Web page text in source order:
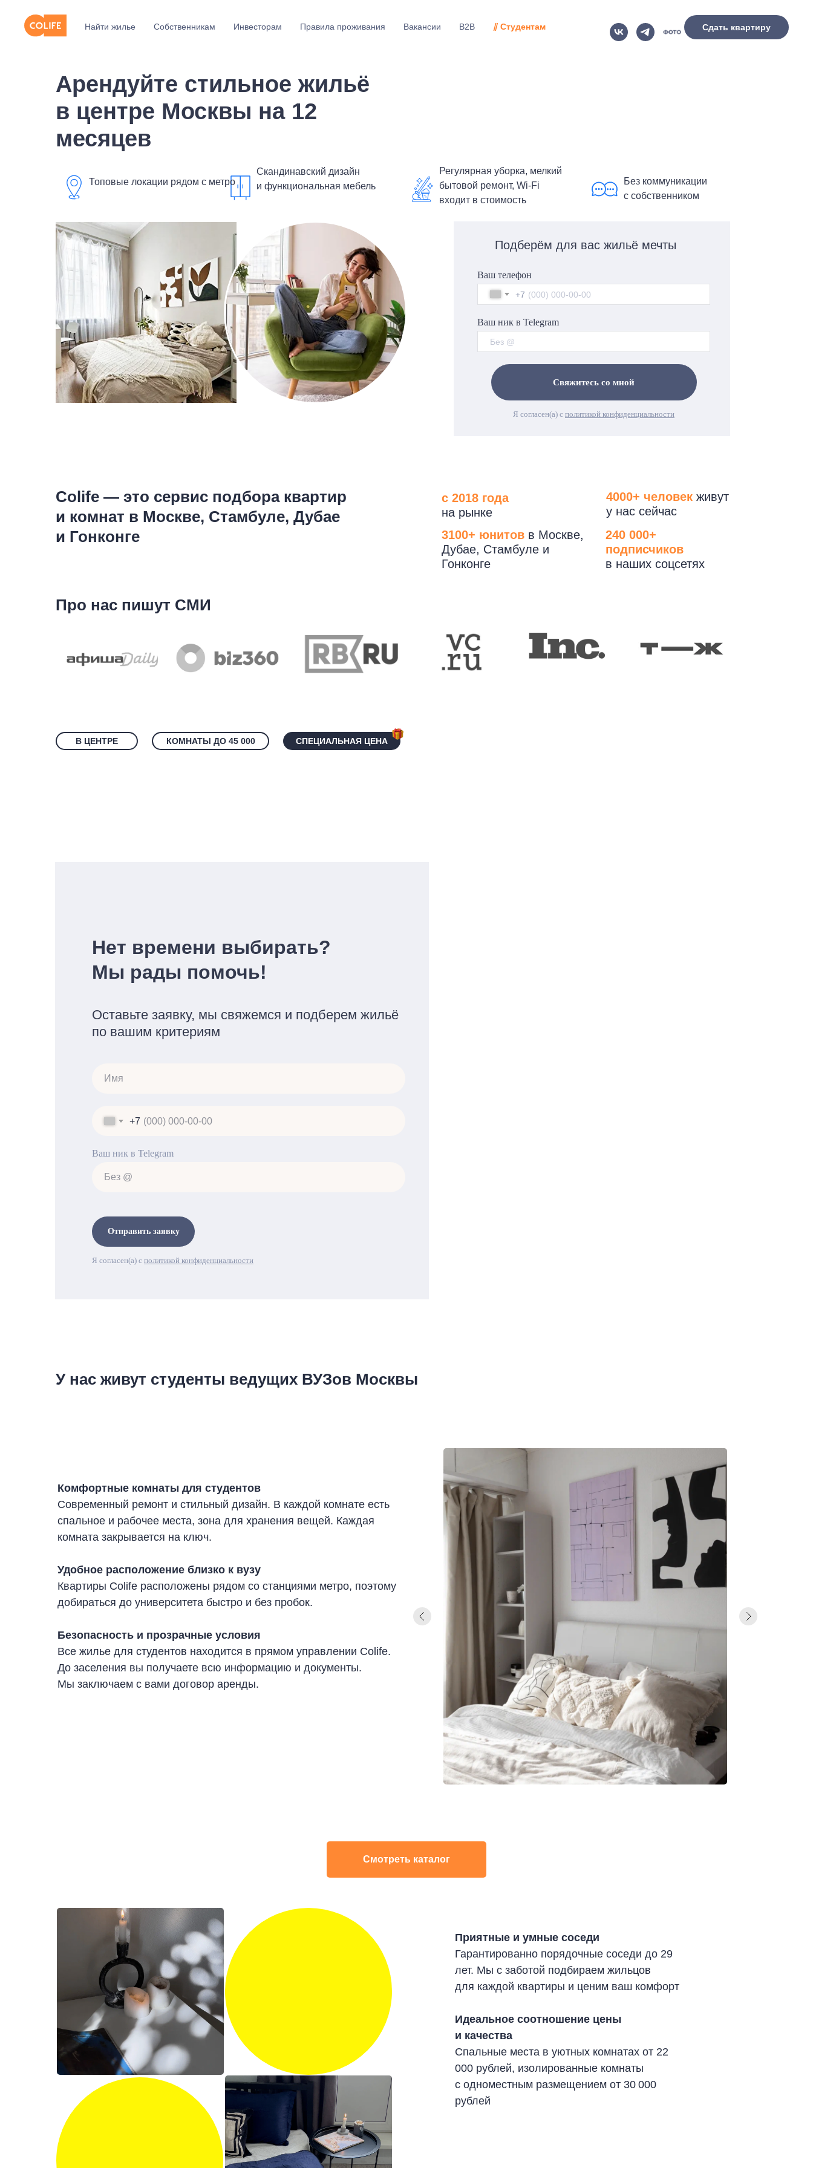
Найти жилье Собственникам Инвесторам Правила проживания Вакансии B2B ⫽ Студентам Сдать квартиру
Подберём для вас жильё мечты
Арендуйте стильное жильё
в центре Москвы на 12
месяцев
Без коммуникации
с собственником
Регулярная уборка, мелкий
бытовой ремонт, Wi-Fi
входит в стоимость
Скандинавский дизайн
и функциональная мебель
Топовые локации рядом с метро
Ваш телефон
+7
Ваш ник в Telegram
Свяжитесь со мной
Я согласен(а) с политикой конфиденциальности
Про нас пишут СМИ
3100+ юнитов в Москве,
Дубае, Стамбуле и
Гонконге
с 2018 года
на рынке
240 000+
подписчиков
в наших соцсетях
4000+ человек живут
у нас сейчас
Colife — это сервис подбора квартир
и комнат в Москве, Стамбуле, Дубае
и Гонконге
В ЦЕНТРЕ КОМНАТЫ ДО 45 000 СПЕЦИАЛЬНАЯ ЦЕНА
Нет времени выбирать?
Мы рады помочь!
Оставьте заявку, мы свяжемся и подберем жильё
по вашим критериям
+7
Ваш ник в Telegram
Отправить заявку
Я согласен(а) с политикой конфиденциальности
У нас живут студенты ведущих ВУЗов Москвы
Комфортные комнаты для студентов
Современный ремонт и стильный дизайн. В каждой комнате есть
спальное и рабочее места, зона для хранения вещей. Каждая
комната закрывается на ключ.
Удобное расположение близко к вузу
Квартиры Colife расположены рядом со станциями метро, поэтому
добираться до университета быстро и без пробок.
Безопасность и прозрачные условия
Все жилье для студентов находится в прямом управлении Colife.
До заселения вы получаете всю информацию и документы.
Мы заключаем с вами договор аренды.
Смотреть каталог
Приятные и умные соседи
Гарантированно порядочные соседи до 29
лет. Мы с заботой подбираем жильцов
для каждой квартиры и ценим ваш комфорт
Идеальное соотношение цены
и качества
Спальные места в уютных комнатах от 22
000 рублей, изолированные комнаты
с одноместным размещением от 30 000
рублей